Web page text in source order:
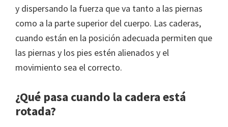
y dispersando la fuerza que va tanto a las piernas
como a la parte superior del cuerpo. Las caderas,
cuando están en la posición adecuada permiten que
las piernas y los pies estén alienados y el
movimiento sea el correcto.
¿Qué pasa cuando la cadera está
rotada?